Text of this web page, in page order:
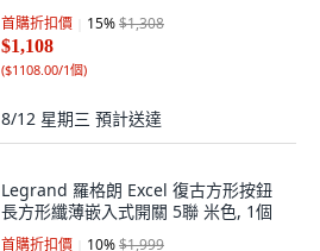
首購折扣價 15%$1,308
$1,108
($1108.00/1個)
8/12 星期三 預計送達
Legrand 羅格朗 Excel 復古方形按鈕
長方形纖薄嵌入式開關 5聯 米色, 1個
首購折扣價 10%$1,999